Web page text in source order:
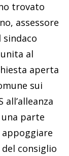
trovato
assessore
sindaco
al
aperta
sui
parte
consiglio